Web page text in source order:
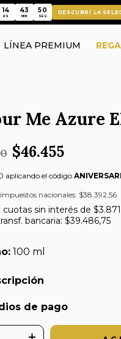
14
14
HS
43
43
MIN
49
49
SEG
DESCUBRÍ LA
LÍNEA PREMIUM
Me Azure
$46.455
aplicando el código
nacionales: $38.392,56
cuotas sin interés de
bancaria: $39.486,75
100 ml
de pago